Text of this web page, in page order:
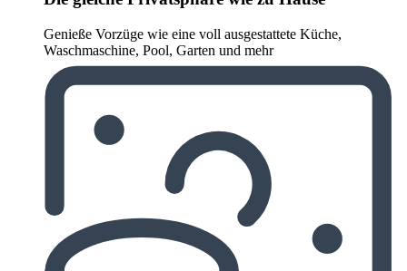
Genieße Vorzüge wie eine voll ausgestattete Küche,
Waschmaschine, Pool, Garten und mehr